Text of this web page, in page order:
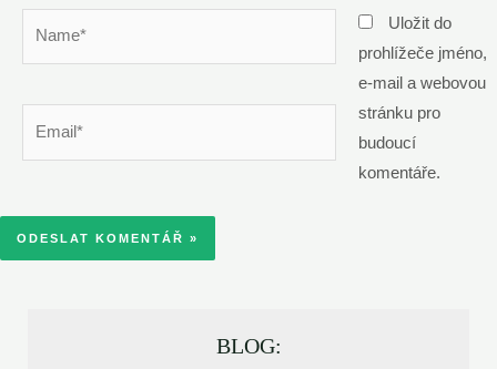
Uložit do
prohlížeče jméno,
e-mail a webovou
stránku pro
budoucí
komentáře.
BLOG: